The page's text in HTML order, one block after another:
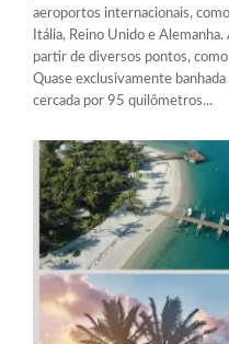
aeroportos internacionais,
Itália, Reino Unido e
partir de diversos pontos,
Quase exclusivamente
cercada por 95 quilômetros...